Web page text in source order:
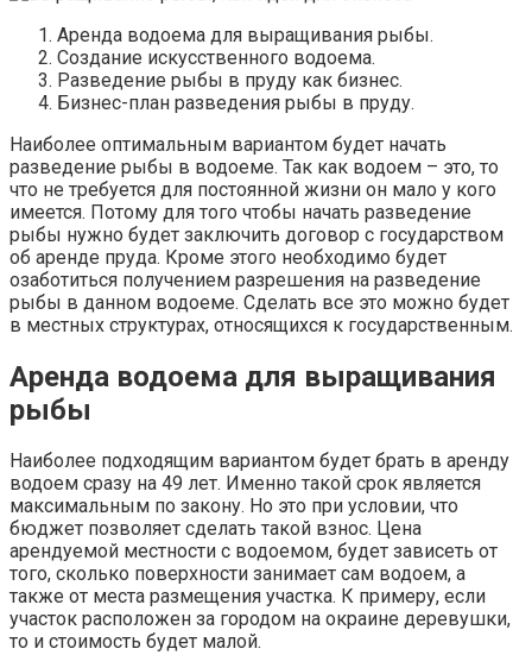
Аренда водоема для выращивания рыбы.
Создание искусственного водоема.
Разведение рыбы в пруду как бизнес.
Бизнес-план разведения рыбы в пруду.
Наиболее оптимальным вариантом будет начать
разведение рыбы в водоеме. Так как водоем – это, то
что не требуется для постоянной жизни он мало у кого
имеется. Потому для того чтобы начать разведение
рыбы нужно будет заключить договор с государством
об аренде пруда. Кроме этого необходимо будет
озаботиться получением разрешения на разведение
рыбы в данном водоеме. Сделать все это можно будет
в местных структурах, относящихся к государственным.
Аренда водоема для выращивания
рыбы
Наиболее подходящим вариантом будет брать в аренду
водоем сразу на 49 лет. Именно такой срок является
максимальным по закону. Но это при условии, что
бюджет позволяет сделать такой взнос. Цена
арендуемой местности с водоемом, будет зависеть от
того, сколько поверхности занимает сам водоем, а
также от места размещения участка. К примеру, если
участок расположен за городом на окраине деревушки,
то и стоимость будет малой.